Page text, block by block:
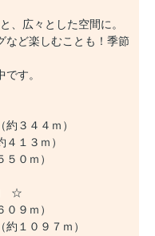
、広々とした空間に。
など楽しむことも！季節
す。
３４４ｍ）
１３ｍ）
０ｍ）
☆
９ｍ）
１０９７ｍ）